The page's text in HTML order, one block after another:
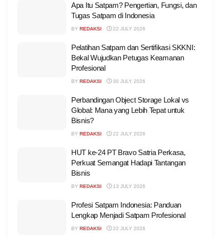
Apa Itu Satpam? Pengertian, Fungsi, dan
Tugas Satpam di Indonesia
BY REDAKSI 22 JULY 2026
Pelatihan Satpam dan Sertifikasi SKKNI:
Bekal Wujudkan Petugas Keamanan
Profesional
BY REDAKSI 30 JULY 2026
Perbandingan Object Storage Lokal vs
Global: Mana yang Lebih Tepat untuk
Bisnis?
BY REDAKSI 22 JULY 2026
HUT ke-24 PT Bravo Satria Perkasa,
Perkuat Semangat Hadapi Tantangan
Bisnis
BY REDAKSI 13 JULY 2026
Profesi Satpam Indonesia: Panduan
Lengkap Menjadi Satpam Profesional
BY REDAKSI 22 JULY 2026